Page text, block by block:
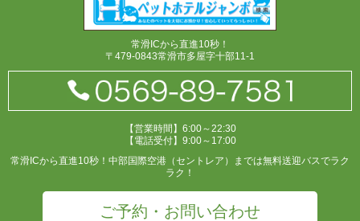
常滑ICから直進10秒！
〒479-0843常滑市多屋字十部11-1
【営業時間】6:00～22:30
【電話受付】9:00～17:00
常滑ICから直進10秒！中部国際空港（セントレア）までは無料送迎バスでラク
ラク！
ご予約・お問い合わせ